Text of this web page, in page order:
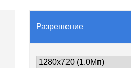
Разрешение